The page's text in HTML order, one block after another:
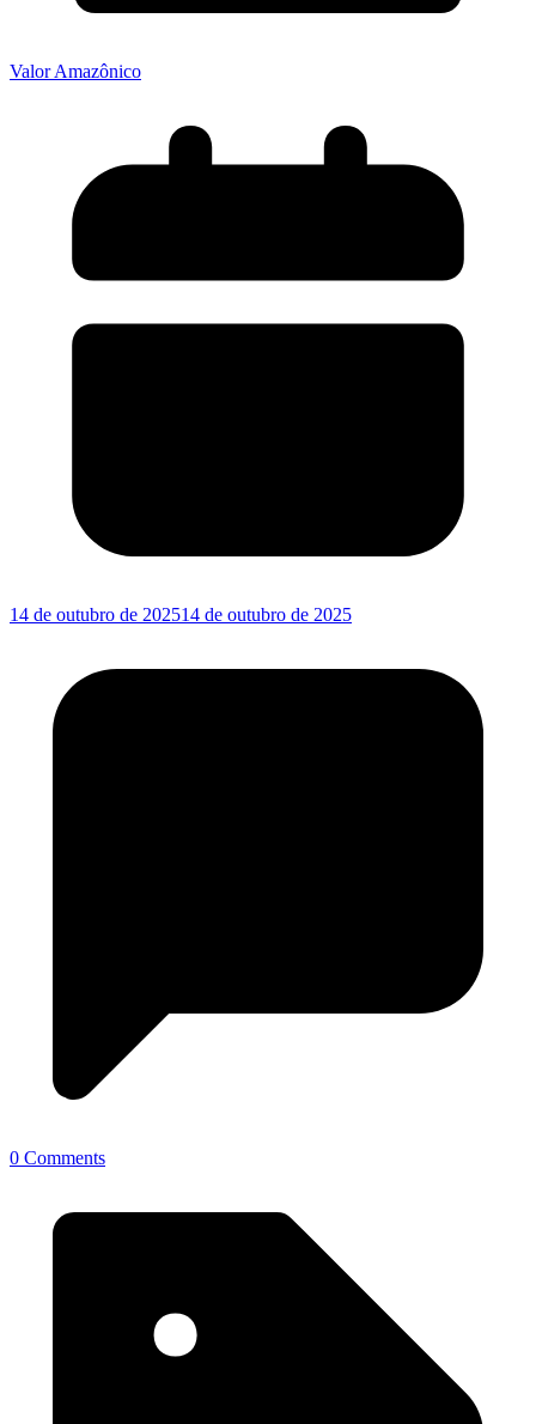
Valor Amazônico
14 de outubro de 202514 de outubro de 2025
0 Comments